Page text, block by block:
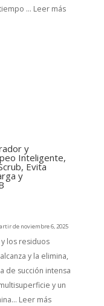
... Leer más
y
Inteligente,
Evita
y
de noviembre 6, 2025
los residuos
y la elimina,
de succión intensa
y un
Leer más